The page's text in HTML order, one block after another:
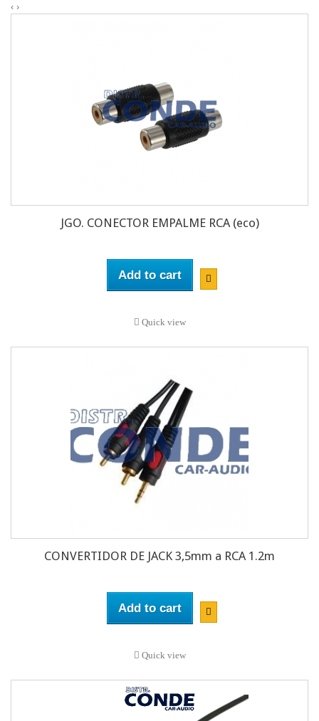
‹ ›
JGO. CONECTOR EMPALME RCA (eco)
Add to cart
Quick view
CONVERTIDOR DE JACK 3,5mm a RCA 1.2m
Add to cart
Quick view